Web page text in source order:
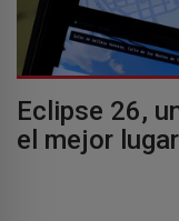
Eclipse 26,
el mejor lugar